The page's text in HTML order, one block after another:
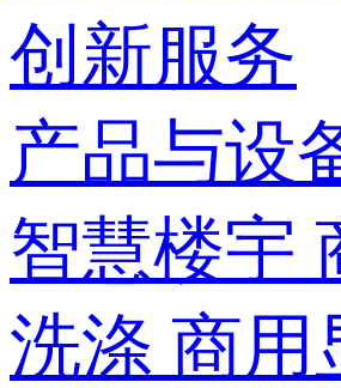
创新服务
产品与设
智慧楼宇
洗涤 商用